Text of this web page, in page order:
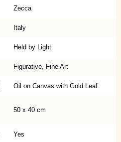
Zecca
Italy
Held by Light
Figurative, Fine Art
Oil on Canvas with Gold Leaf
50 x 40 cm
Yes